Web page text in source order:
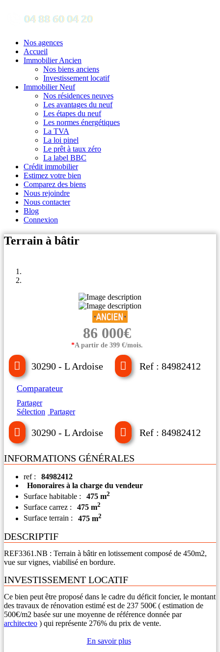
Nos agences
Accueil
Immobilier Ancien
Nos biens anciens
Investissement locatif
Immobilier Neuf
Nos résidences neuves
Les avantages du neuf
Les étapes du neuf
Les normes énergétiques
La TVA
La loi pinel
Le prêt à taux zéro
La label BBC
Crédit immobilier
Estimez votre bien
Comparez des biens
Nous rejoindre
Nous contacter
Blog
Connexion
Terrain à bâtir
86 000€
*A partir de 399 €/mois.
30290 - L Ardoise Ref : 84982412
Comparateur
Partager
Sélection Partager
30290 - L Ardoise Ref : 84982412
INFORMATIONS GÉNÉRALES
ref :
84982412
Honoraires à la charge du vendeur
Surface habitable :
475 m2
Surface carrez : 475 m2
Surface terrain : 475 m2
DESCRIPTIF
REF3361.NB : Terrain à bâtir en lotissement composé de 450m2,
vue sur vignes, viabilisé en bordure.
INVESTISSEMENT LOCATIF
Ce bien peut être proposé dans le cadre du déficit foncier, le montant
des travaux de rénovation estimé est de 237 500€ ( estimation de
500€/m2 basée sur une moyenne de référence donnée par
architecteo ) qui représente 276% du prix de vente.
En savoir plus